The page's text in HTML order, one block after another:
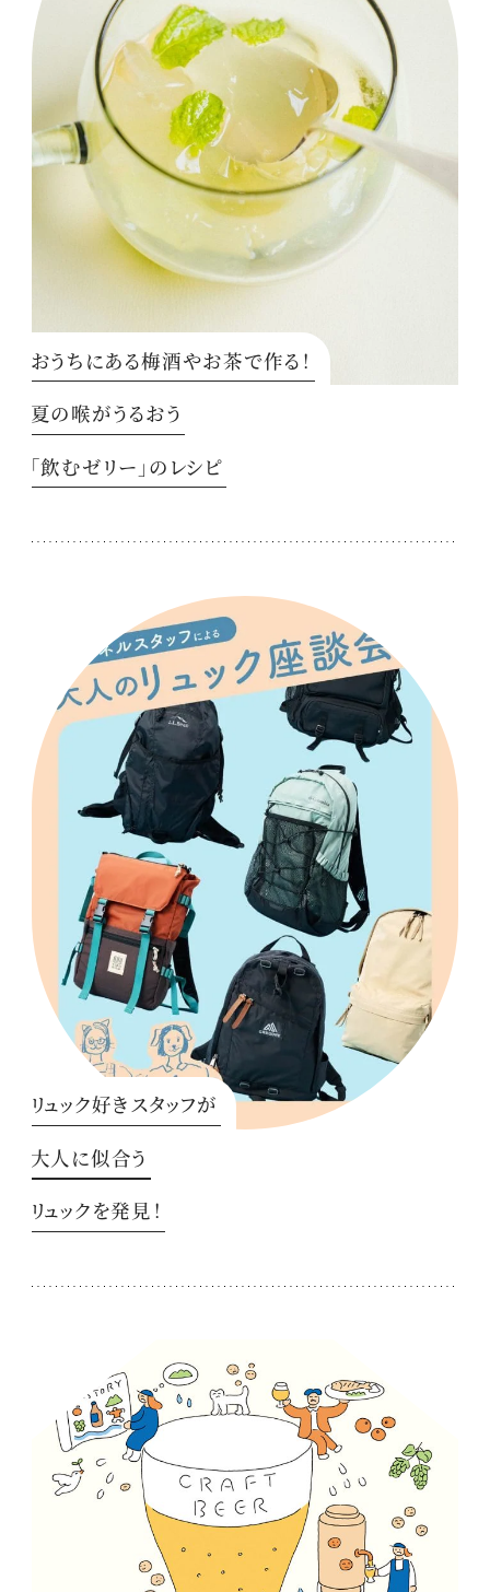
おうちにある梅酒やお茶で作る！
夏の喉がうるおう
「飲むゼリー」のレシピ
リュック好きスタッフが
大人に似合う
リュックを発見！